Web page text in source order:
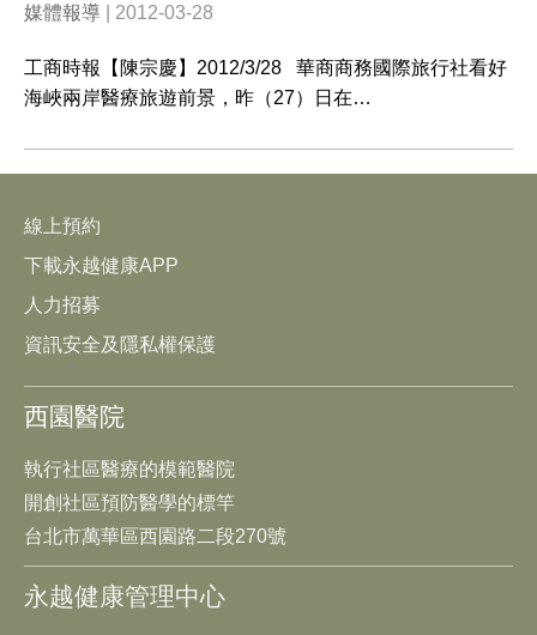
媒體報導 | 2012-03-28
工商時報【陳宗慶】2012/3/28 華商商務國際旅行社看好
海峽兩岸醫療旅遊前景，昨（27）日在…
線上預約
下載永越健康APP
人力招募
資訊安全及隱私權保護
西園醫院
執行社區醫療的模範醫院
開創社區預防醫學的標竿
台北市萬華區西園路二段270號
永越健康管理中心